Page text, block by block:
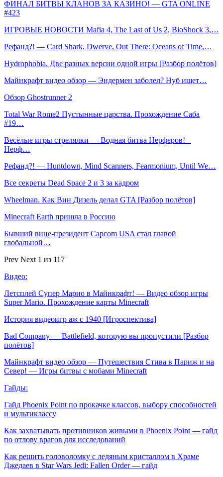
ФИНАЛ БИТВЫ КЛАНОВ ЗА КАЗИНО! — GTA ONLINE
#423
ИГРОВЫЕ НОВОСТИ Mafia 4, The Last of Us 2, BioShock 3,…
Рефанд?! — Card Shark, Dwerve, Out There: Oceans of Time,…
Hydrophobia. Две разных версии одной игры [Разбор полётов]
Майнкрафт видео обзор — Эндермен заболел? Нуб ищет…
Обзор Ghostrunner 2
Total War Rome2 Пустынные царства. Прохождение Саба
#19…
Весёлые игры стрелялки — Водная битва Нерферов! –
Нерф…
Рефанд?! — Huntdown, Mind Scanners, Fearmonium, Until We…
Все секреты Dead Space 2 и 3 за кадром
Wheelman. Как Вин Дизель делал GTA [Разбор полётов]
Minecraft Earth пришла в Россию
Бывший вице-президент Capcom USA стал главой
глобальной…
Prev Next 1 из 117
Видео:
Летсплей Супер Марио в Майнкрафт! — Видео обзор игры
Super Mario. Прохождение карты Minecraft
История видеоигр аж с 1940 [Игроспектива]
Bad Company — Battlefield, которую вы пропустили [Разбор
полётов]
Майнкрафт видео обзор — Путешествия Стива в Париж и на
Север! — Игры битвы с мобами Minecraft
Гайды:
Гайд Phoenix Point по прокачке классов, выбору способностей
и мультиклассу
Как захватывать противников живыми в Phoenix Point — гайд
по отлову врагов для исследований
Как решить головоломку с ледяным кристаллом в Храме
Джедаев в Star Wars Jedi: Fallen Order — гайд